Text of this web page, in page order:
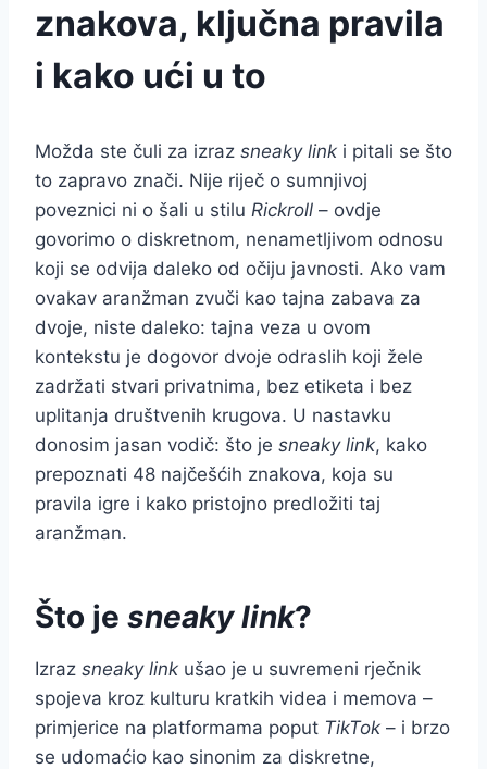
znakova, ključna pravila
i kako ući u to
Možda ste čuli za izraz sneaky link i pitali se što
to zapravo znači. Nije riječ o sumnjivoj
poveznici ni o šali u stilu Rickroll – ovdje
govorimo o diskretnom, nenametljivom odnosu
koji se odvija daleko od očiju javnosti. Ako vam
ovakav aranžman zvuči kao tajna zabava za
dvoje, niste daleko: tajna veza u ovom
kontekstu je dogovor dvoje odraslih koji žele
zadržati stvari privatnima, bez etiketa i bez
uplitanja društvenih krugova. U nastavku
donosim jasan vodič: što je sneaky link, kako
prepoznati 48 najčešćih znakova, koja su
pravila igre i kako pristojno predložiti taj
aranžman.
Što je sneaky link?
Izraz sneaky link ušao je u suvremeni rječnik
spojeva kroz kulturu kratkih videa i memova –
primjerice na platformama poput TikTok – i brzo
se udomaćio kao sinonim za diskretne,